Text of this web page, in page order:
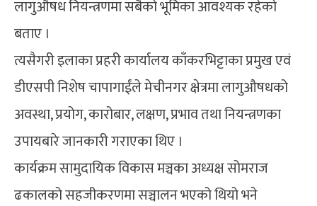
लागुऔषध नियन्त्रणमा सबैको भूमिका आवश्यक रहेको
बताए ।
त्यसैगरी इलाका प्रहरी कार्यालय काँकरभिट्टाका प्रमुख एवं
डीएसपी निशेष चापागाईंले मेचीनगर क्षेत्रमा लागुऔषधको
अवस्था, प्रयोग, कारोबार, लक्षण, प्रभाव तथा नियन्त्रणका
उपायबारे जानकारी गराएका थिए ।
कार्यक्रम सामुदायिक विकास मञ्चका अध्यक्ष सोमराज
ढकालको सहजीकरणमा सञ्चालन भएको थियो भने